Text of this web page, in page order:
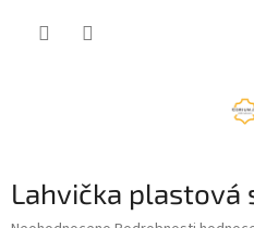
Lahvička plastová